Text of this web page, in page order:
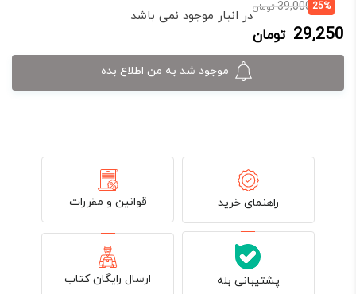
25%
39,000 تومانقیمت
اصلی:
29,250 تومان
قیمت
فعلی:
29,250 تومان.
در انبار موجود نمی باشد
موجود شد به من اطلاع بده
راهنمای خرید قوانین و مقررات
پشتیبانی بله ارسال رایگان کتاب